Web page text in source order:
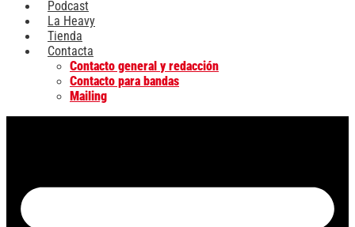
Podcast
La Heavy
Tienda
Contacta
Contacto general y redacción
Contacto para bandas
Mailing